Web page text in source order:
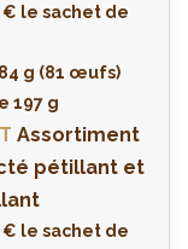
€ le sachet de
g (81 œufs)
197 g
Assortiment
pétillant et
€ le sachet de